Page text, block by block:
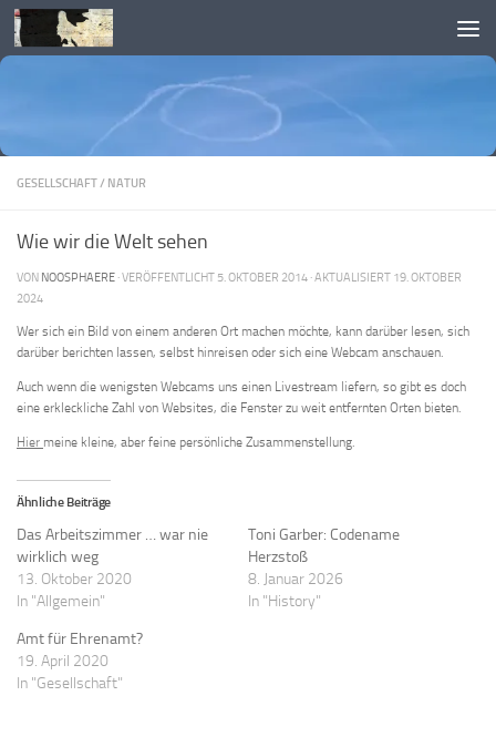
Skip to content
GESELLSCHAFT/ NATUR
Wie wir die Welt sehen
VON NOOSPHAERE · VERÖFFENTLICHT 5. OKTOBER 2014 · AKTUALISIERT 19. OKTOBER
2024
Wer sich ein Bild von einem anderen Ort machen möchte, kann darüber lesen, sich
darüber berichten lassen, selbst hinreisen oder sich eine Webcam anschauen.
Auch wenn die wenigsten Webcams uns einen Livestream liefern, so gibt es doch
eine erkleckliche Zahl von Websites, die Fenster zu weit entfernten Orten bieten.
Hier meine kleine, aber feine persönliche Zusammenstellung.
Ähnliche Beiträge
Das Arbeitszimmer … war nie
wirklich weg
13. Oktober 2020
In "Allgemein"
Toni Garber: Codename
Herzstoß
8. Januar 2026
In "History"
Amt für Ehrenamt?
19. April 2020
In "Gesellschaft"